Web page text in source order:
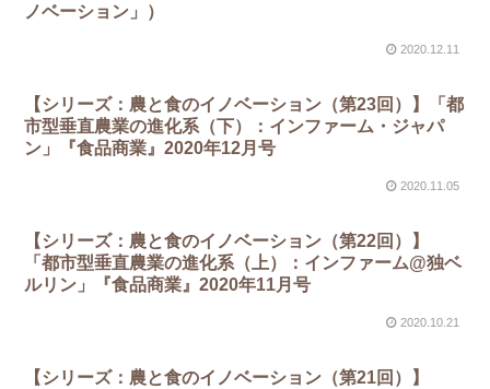
ノベーション」）
2020.12.11
【シリーズ：農と食のイノベーション（第23回）】「都
市型垂直農業の進化系（下）：インファーム・ジャパ
ン」『食品商業』2020年12月号
2020.11.05
【シリーズ：農と食のイノベーション（第22回）】
「都市型垂直農業の進化系（上）：インファーム@独ベ
ルリン」『食品商業』2020年11月号
2020.10.21
【シリーズ：農と食のイノベーション（第21回）】